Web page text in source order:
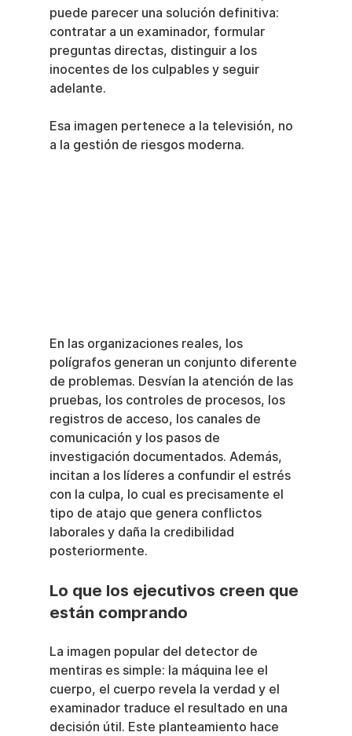
puede parecer una solución definitiva:
contratar a un examinador, formular
preguntas directas, distinguir a los
inocentes de los culpables y seguir
adelante.
Esa imagen pertenece a la televisión, no
a la gestión de riesgos moderna.
En las organizaciones reales, los
polígrafos generan un conjunto diferente
de problemas. Desvían la atención de las
pruebas, los controles de procesos, los
registros de acceso, los canales de
comunicación y los pasos de
investigación documentados. Además,
incitan a los líderes a confundir el estrés
con la culpa, lo cual es precisamente el
tipo de atajo que genera conflictos
laborales y daña la credibilidad
posteriormente.
Lo que los ejecutivos creen que
están comprando
La imagen popular del detector de
mentiras es simple: la máquina lee el
cuerpo, el cuerpo revela la verdad y el
examinador traduce el resultado en una
decisión útil. Este planteamiento hace